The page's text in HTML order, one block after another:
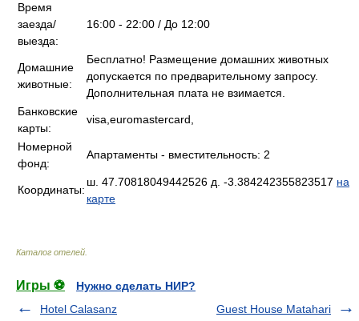
Время
заезда/
выезда:
16:00 - 22:00 / До 12:00
Домашние
животные:
Бесплатно! Размещение домашних животных
допускается по предварительному запросу.
Дополнительная плата не взимается.
Банковские
карты:
visa,euromastercard,
Номерной
фонд:
Апартаменты - вместительность: 2
Координаты:
ш. 47.70818049442526 д. -3.384242355823517 на
карте
Каталог отелей
Игры ⚽
Нужно сделать НИР?
Hotel Calasanz
Guest House Matahari